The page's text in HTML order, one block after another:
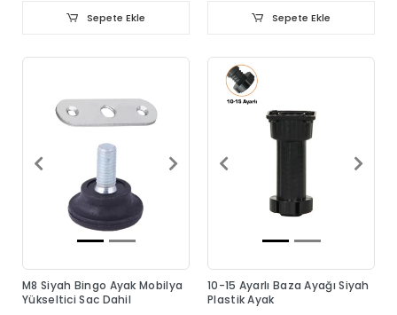
Sepete Ekle Sepete Ekle
M8 Siyah Bingo Ayak Mobilya
Yükseltici Sac Dahil
10-15 Ayarlı Baza Ayağı Siyah
Plastik Ayak